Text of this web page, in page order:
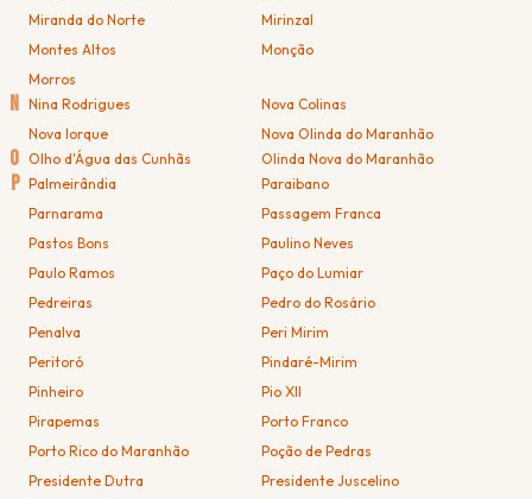
Miranda do Norte
Mirinzal
Montes Altos
Monção
Morros
N Nina Rodrigues
Nova Colinas
Nova Iorque
Nova Olinda do Maranhão
O Olho d'Água das Cunhãs Olinda Nova do Maranhão
P Palmeirândia
Paraibano
Parnarama
Passagem Franca
Pastos Bons
Paulino Neves
Paulo Ramos
Paço do Lumiar
Pedreiras
Pedro do Rosário
Penalva
Peri Mirim
Peritoró
Pindaré-Mirim
Pinheiro
Pio XII
Pirapemas
Porto Franco
Porto Rico do Maranhão
Poção de Pedras
Presidente Dutra
Presidente Juscelino